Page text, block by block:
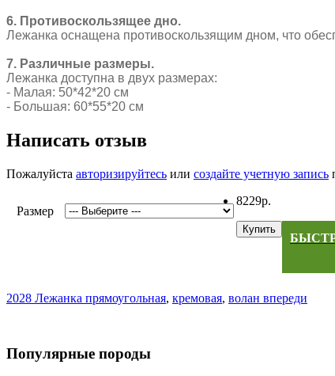
6. Противоскользящее дно.
Лежанка оснащена противоскользящим дном, что
7. Различные размеры.
Лежанка доступна в двух размерах:
- Малая: 50*42*20 см
- Большая: 60*55*20 см
Написать отзыв
Пожалуйста авторизируйтесь или создайте учетную запись
Размер
8229р.
Купить
2028 Лежанка прямоугольная, кремовая, волан впереди
Популярные породы